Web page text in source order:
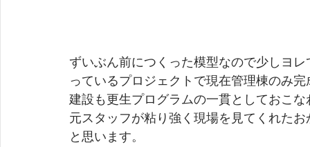
ずいぶん前につくった模型なので少しヨ
っているプロジェクトで現在管理棟のみ
建設も更生プログラムの一貫としておこ
元スタッフが粘り強く現場を見てくれた
と思います。